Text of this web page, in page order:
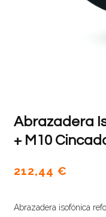
Abrazadera
+ M10
212,44€
Abrazadera isofónica